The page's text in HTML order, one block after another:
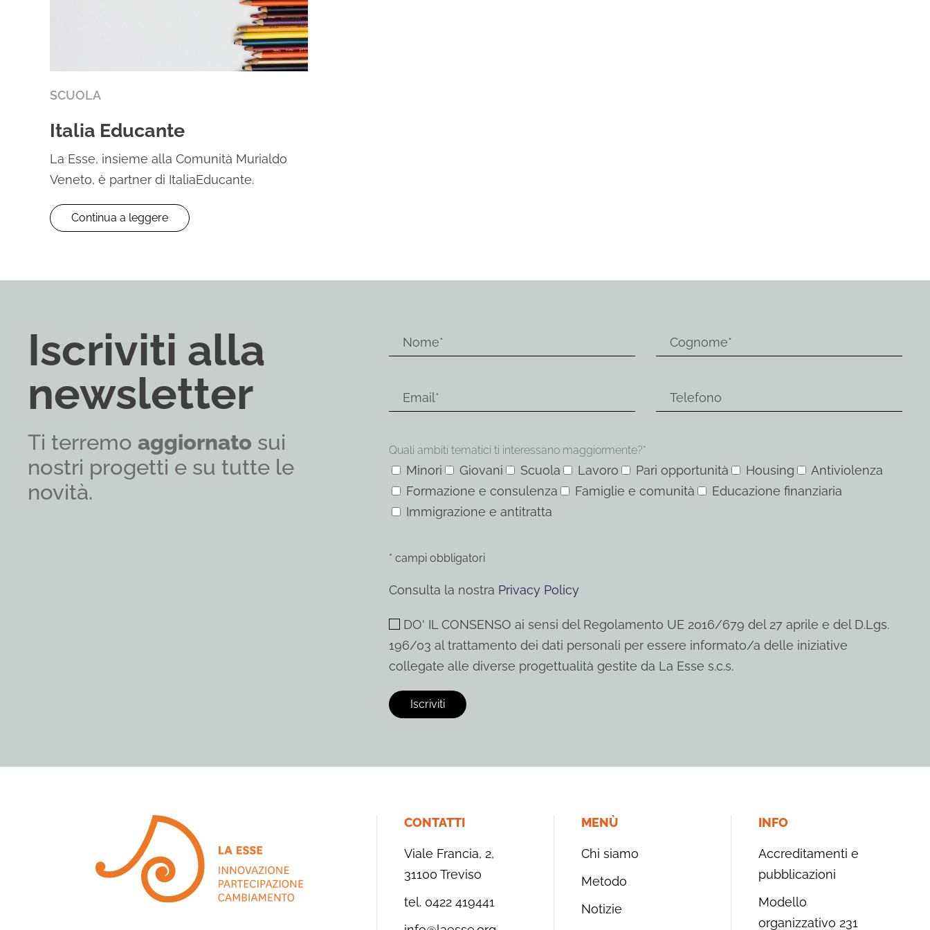
SCUOLA
Italia Educante
La Esse, insieme alla Comunità Murialdo
Veneto, è partner di ItaliaEducante.
Continua a leggere
Iscriviti alla
newsletter
Ti terremo aggiornato sui
nostri progetti e su tutte le
novità.
Quali ambiti tematici ti interessano maggiormente?*
Minori Giovani Scuola Lavoro Pari opportunità Housing
Antiviolenza
Formazione e consulenza
Famiglie e comunità
Educazione finanziaria
Immigrazione e antitratta
* campi obbligatori
Consulta la nostra Privacy Policy
DO' IL CONSENSO ai sensi del Regolamento UE 2016/679 del 27 aprile e del D.Lgs.
196/03 al trattamento dei dati personali per essere informato/a delle iniziative
collegate alle diverse progettualità gestite da La Esse s.c.s.
CONTATTI
Viale Francia, 2,
31100 Treviso
tel. 0422 419441
MENÙ
Chi siamo
Metodo
Notizie
INFO
Accreditamenti e
pubblicazioni
Modello
organizzativo 231